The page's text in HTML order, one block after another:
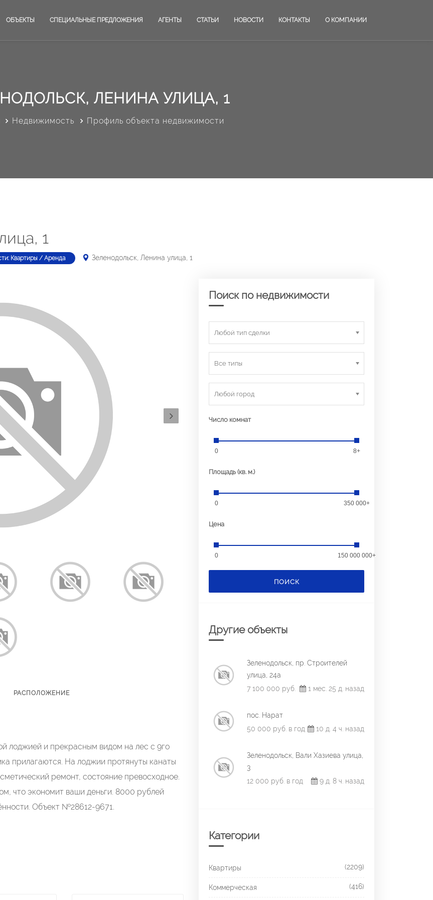
ОБЪЕКТЫ СПЕЦИАЛЬНЫЕ ПРЕДЛОЖЕНИЯ АГЕНТЫ СТАТЬИ НОВОСТИ КОНТАКТЫ О КОМПАНИИ
ЛЕНИНА УЛИЦА, 1
Недвижимость Профиль объекта недвижимости
1
Квартиры / Аренда Зеленодольск, Ленина улица, 1
РАСПОЛОЖЕНИЕ
лоджией и прекрасным видом на лес с 9го
прилагаются. На лоджии протянуты канаты
ремонт, состояние превосходное.
что экономит ваши деньги. 8000 рублей
Объект №28612-9671.
Поиск по недвижимости
Любой тип сделки
Все типы
Любой город
Число комнат
0 8+
Площадь (кв. м.)
0 350 000+
Цена
0 150 000 000+
ПОИСК
Другие объекты
Зеленодольск, пр. Строителей
улица, 24а
7 100 000 руб.
1 мес. 25 д. назад
пос. Нарат
50 000 руб. в год
10 д. 4 ч. назад
Зеленодольск, Вали Хазиева улица,
3
12 000 руб. в год
9 д. 8 ч. назад
Категории
Квартиры (2209)
Коммерческая (416)